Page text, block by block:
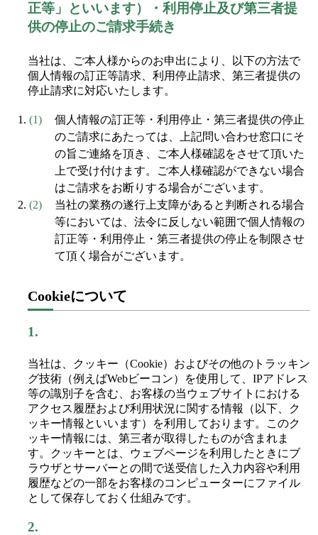
正等」といいます）・利用停止及び第三者提
供の停止のご請求手続き
当社は、ご本人様からのお申出により、以下の方法で
個人情報の訂正等請求、利用停止請求、第三者提供の
停止請求に対応いたします。
個人情報の訂正等・利用停止・第三者提供の停止
のご請求にあたっては、上記問い合わせ窓口にそ
の旨ご連絡を頂き、ご本人様確認をさせて頂いた
上で受け付けます。ご本人様確認ができない場合
はご請求をお断りする場合がございます。
当社の業務の遂行上支障があると判断される場合
等においては、法令に反しない範囲で個人情報の
訂正等・利用停止・第三者提供の停止を制限させ
て頂く場合がございます。
Cookieについて
1.
当社は、クッキー（Cookie）およびその他のトラッキン
グ技術（例えばWebビーコン）を使用して、IPアドレス
等の識別子を含む、お客様の当ウェブサイトにおける
アクセス履歴および利用状況に関する情報（以下、ク
ッキー情報といいます）を利用しております。このク
ッキー情報には、第三者が取得したものが含まれま
す。クッキーとは、ウェブページを利用したときにブ
ラウザとサーバーとの間で送受信した入力内容や利用
履歴などの一部をお客様のコンピューターにファイル
として保存しておく仕組みです。
2.